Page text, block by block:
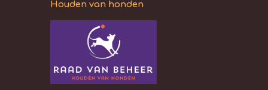
Houden van honden